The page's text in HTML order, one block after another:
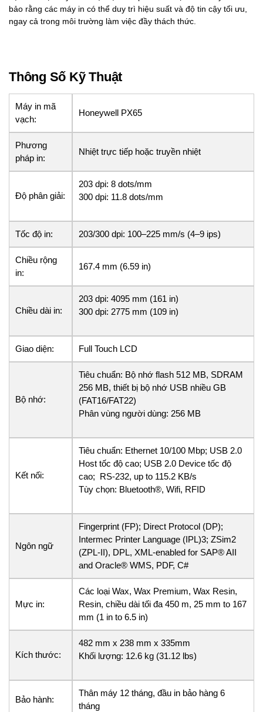
bảo rằng các máy in có thể duy trì hiệu suất và độ tin cậy tối ưu,
ngay cả trong môi trường làm việc đầy thách thức.
Thông Số Kỹ Thuật
Máy in mã
vạch:
Honeywell PX65
Phương
pháp in:
Nhiệt trực tiếp hoặc truyền nhiệt
Độ phân giải:
203 dpi: 8 dots/mm
300 dpi: 11.8 dots/mm
Tốc độ in: 203/300 dpi: 100–225 mm/s (4–9 ips)
Chiều rộng
in:
167.4 mm (6.59 in)
Chiều dài in:
203 dpi: 4095 mm (161 in)
300 dpi: 2775 mm (109 in)
Giao diện: Full Touch LCD
Bộ nhớ:
Tiêu chuẩn: Bộ nhớ flash 512 MB, SDRAM
256 MB, thiết bị bộ nhớ USB nhiều GB
(FAT16/FAT22)
Phân vùng người dùng: 256 MB
Kết nối:
Tiêu chuẩn: Ethernet 10/100 Mbp; USB 2.0
Host tốc độ cao; USB 2.0 Device tốc độ
cao; RS-232, up to 115.2 KB/s
Tùy chọn: Bluetooth®, Wifi, RFID
Ngôn ngữ
Fingerprint (FP); Direct Protocol (DP);
Intermec Printer Language (IPL)3; ZSim2
(ZPL-II), DPL, XML-enabled for SAP® AII
and Oracle® WMS, PDF, C#
Mực in:
Các loại Wax, Wax Premium, Wax Resin,
Resin, chiều dài tối đa 450 m, 25 mm to 167
mm (1 in to 6.5 in)
Kích thước:
482 mm x 238 mm x 335mm
Khối lượng: 12.6 kg (31.12 lbs)
Bảo hành:
Thân máy 12 tháng, đầu in bảo hàng 6
tháng